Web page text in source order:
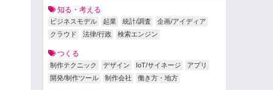
知る・考える
ビジネスモデル 起業 統計/調査
企画/アイディア
クラウド
法律/行政 検索エンジン
つくる
制作テクニック デザイン IoT/サイネージ
アプリ
開発/制作ツール
制作会社 働き方・地方